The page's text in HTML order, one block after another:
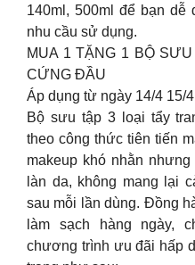
140ml, 500ml để bạn
nhu cầu sử dụng.
MUA 1 TẶNG 1 BỘ
CỨNG ĐẦU
Áp dụng từ ngày 14/4 15/4
Bộ sưu tập 3 loại tẩy
theo công thức tiên tiến
makeup khó nhằn
làn da, không mang lại
sau mỗi lần dùng. Đồng
làm sạch hàng ngày,
chương trình ưu đãi hấp